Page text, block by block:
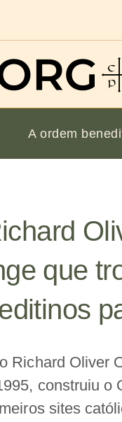
A ordem
que
Richard Oliver
construiu
sites